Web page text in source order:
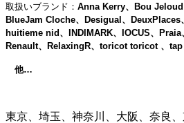
取扱いブランド： Anna Kerry、Bou Jeloud
BlueJam Cloche、Desigual、DeuxPlaces
huitieme nid、INDIMARK、IOCUS、Praia
Renault、RelaxingR、toricot toricot 、
他…
東京、埼玉、神奈川、大阪、奈良